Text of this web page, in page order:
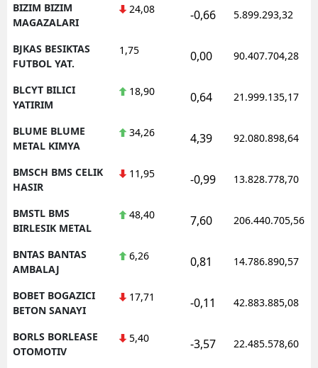
BIZIM BIZIM
MAGAZALARI
24,08 -0,66 5.899.293,32
BJKAS BESIKTAS
FUTBOL YAT.
1,75 0,00 90.407.704,28
BLCYT BILICI
YATIRIM
18,90 0,64 21.999.135,17
BLUME BLUME
METAL KIMYA
34,26 4,39 92.080.898,64
BMSCH BMS CELIK
HASIR
11,95 -0,99 13.828.778,70
BMSTL BMS
BIRLESIK METAL
48,40 7,60 206.440.705,56
BNTAS BANTAS
AMBALAJ
6,26 0,81 14.786.890,57
BOBET BOGAZICI
BETON SANAYI
17,71 -0,11 42.883.885,08
BORLS BORLEASE
OTOMOTIV
5,40 -3,57 22.485.578,60